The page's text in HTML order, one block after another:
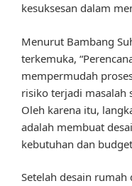
kesuksesan dalam
Menurut Bambang
terkemuka,
mempermudah
risiko terjadi masalah
Oleh karena itu,
adalah membuat
kebutuhan dan
Setelah desain